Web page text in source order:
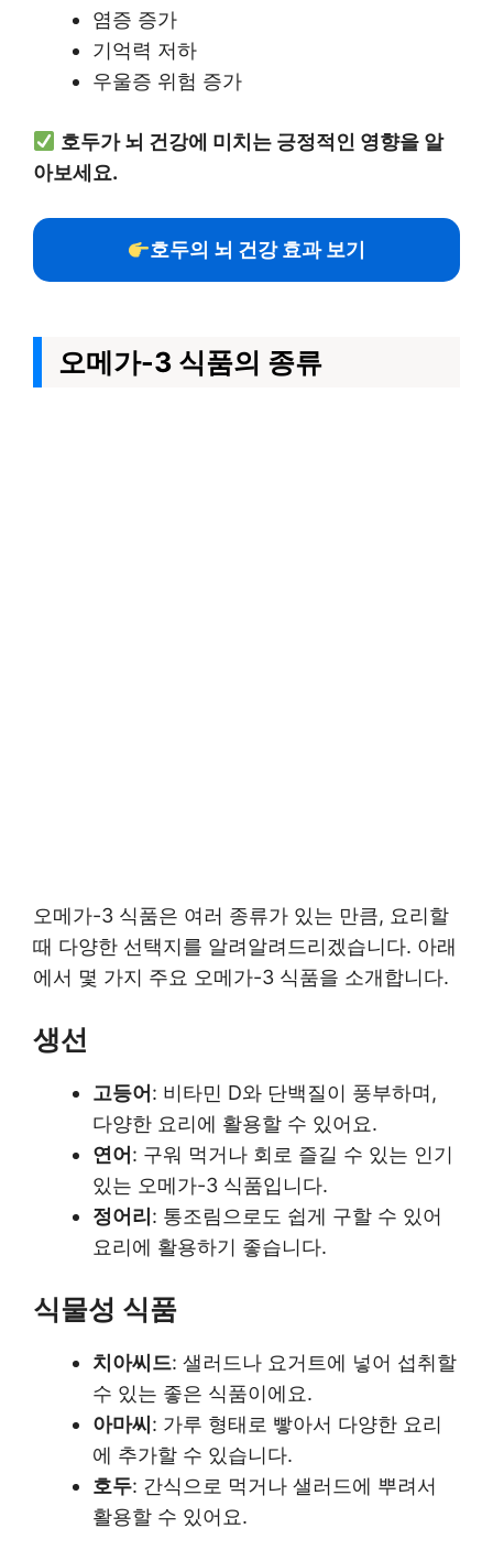
염증 증가
기억력 저하
우울증 위험 증가
호두가 뇌 건강에 미치는 긍정적인 영향을 알
아보세요.
호두의 뇌 건강 효과 보기
오메가-3 식품의 종류
오메가-3 식품은 여러 종류가 있는 만큼, 요리할
때 다양한 선택지를 알려알려드리겠습니다. 아래
에서 몇 가지 주요 오메가-3 식품을 소개합니다.
생선
고등어 : 비타민 D와 단백질이 풍부하며,
다양한 요리에 활용할 수 있어요.
연어 : 구워 먹거나 회로 즐길 수 있는 인기
있는 오메가-3 식품입니다.
정어리 : 통조림으로도 쉽게 구할 수 있어
요리에 활용하기 좋습니다.
식물성 식품
치아씨드: 샐러드나 요거트에 넣어 섭취할
수 있는 좋은 식품이에요.
아마씨 : 가루 형태로 빻아서 다양한 요리
에 추가할 수 있습니다.
호두: 간식으로 먹거나 샐러드에 뿌려서
활용할 수 있어요.